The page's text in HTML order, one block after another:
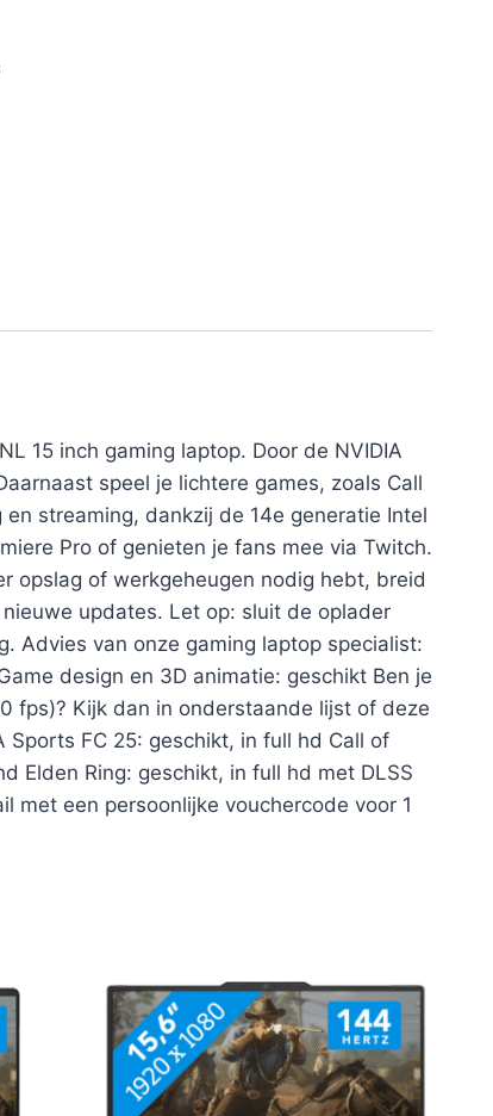
15 inch gaming laptop. Door de NVIDIA
speel je lichtere games, zoals Call
streaming, dankzij de 14e generatie Intel
Pro of genieten je fans mee via Twitch.
opslag of werkgeheugen nodig hebt, breid
updates. Let op: sluit de oplader
Advies van onze gaming laptop specialist:
design en 3D animatie: geschikt Ben je
fps)? Kijk dan in onderstaande lijst of deze
FC 25: geschikt, in full hd Call of
Elden Ring: geschikt, in full hd met DLSS
met een persoonlijke vouchercode voor 1